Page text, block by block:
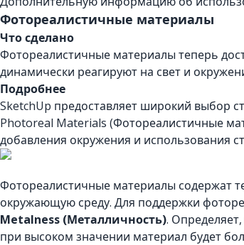
Фотореалистичные материалы
Что сделано
Фотореалистичные материалы теперь
динамически реагируют на свет и
Подробнее
SketchUp предоставляет широкий выбор
Photoreal Materials (Фотореалистичные
добавления окружения и использования
Фотореалистичные материалы содержат
окружающую среду. Для поддержки
Metalness (Металличность).
при высоком значении материал будет